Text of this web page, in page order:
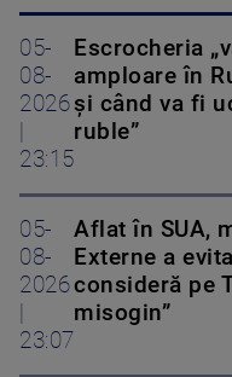
05-
08-
2026
23:15
Escrocheria
amploare în
și când va fi
ruble”
05-
08-
2026
23:07
Aflat în SUA,
Externe a
consideră pe
misogin”